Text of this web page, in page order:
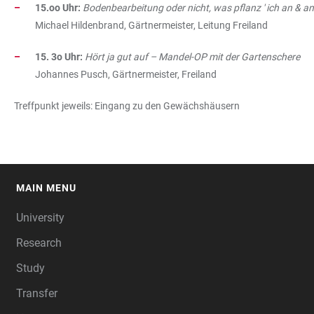
15.oo Uhr: Bodenbearbeitung oder nicht, was pflanz ' ich an &
Michael Hildenbrand, Gärtnermeister, Leitung Freiland
15. 3o Uhr: Hört ja gut auf – Mandel-OP mit der Gartenschere
Johannes Pusch, Gärtnermeister, Freiland
Treffpunkt jeweils: Eingang zu den Gewächshäusern
MAIN MENU
University
Research
Study
Transfer